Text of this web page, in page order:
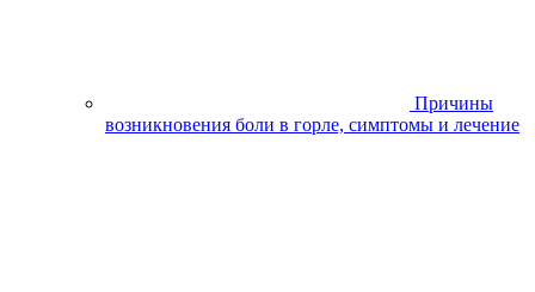
Причины
возникновения боли в горле, симптомы и лечение